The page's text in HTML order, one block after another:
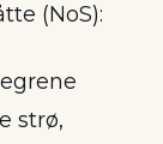
(NoS):
strø,